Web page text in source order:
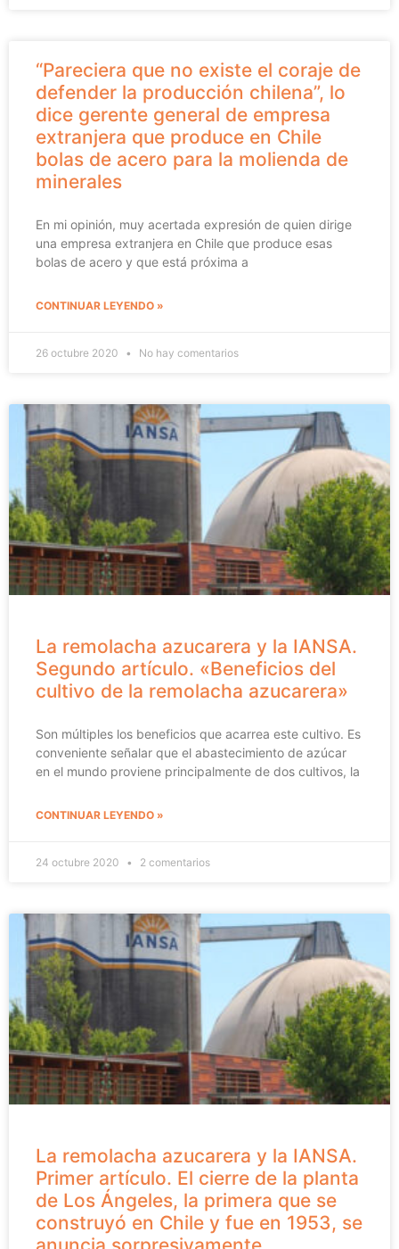
“Pareciera que no existe el coraje de
defender la producción chilena”, lo
dice gerente general de empresa
extranjera que produce en Chile
bolas de acero para la molienda de
minerales
En mi opinión, muy acertada expresión de quien dirige
una empresa extranjera en Chile que produce esas
bolas de acero y que está próxima a
CONTINUAR LEYENDO »
26 octubre 2020 No hay comentarios
La remolacha azucarera y la IANSA.
Segundo artículo. «Beneficios del
cultivo de la remolacha azucarera»
Son múltiples los beneficios que acarrea este cultivo. Es
conveniente señalar que el abastecimiento de azúcar
en el mundo proviene principalmente de dos cultivos, la
CONTINUAR LEYENDO »
24 octubre 2020 2 comentarios
La remolacha azucarera y la IANSA.
Primer artículo. El cierre de la planta
de Los Ángeles, la primera que se
construyó en Chile y fue en 1953, se